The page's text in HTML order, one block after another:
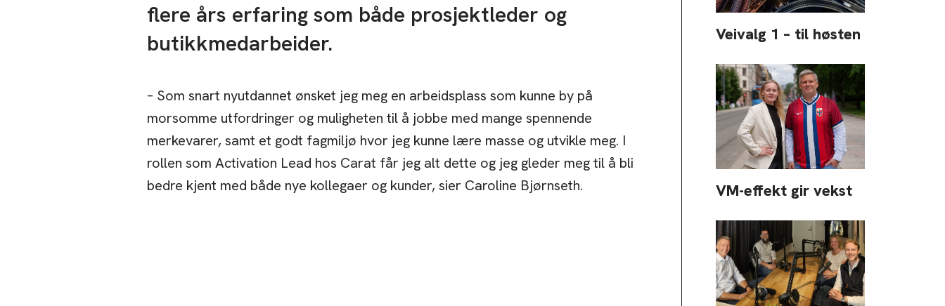
flere års erfaring som både prosjektleder og
butikkmedarbeider.
– Som snart nyutdannet ønsket jeg meg en arbeidsplass som kunne by på
morsomme utfordringer og muligheten til å jobbe med mange spennende
merkevarer, samt et godt fagmiljø hvor jeg kunne lære masse og utvikle meg. I
rollen som Activation Lead hos Carat får jeg alt dette og jeg gleder meg til å bli
bedre kjent med både nye kollegaer og kunder, sier Caroline Bjørnseth.
Veivalg 1 – til høsten
VM-effekt gir vekst